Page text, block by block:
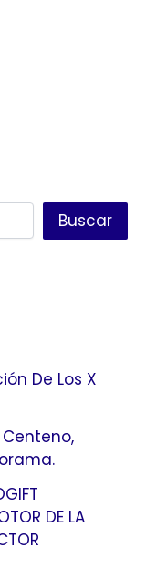
Buscar
De Los X
DE LA